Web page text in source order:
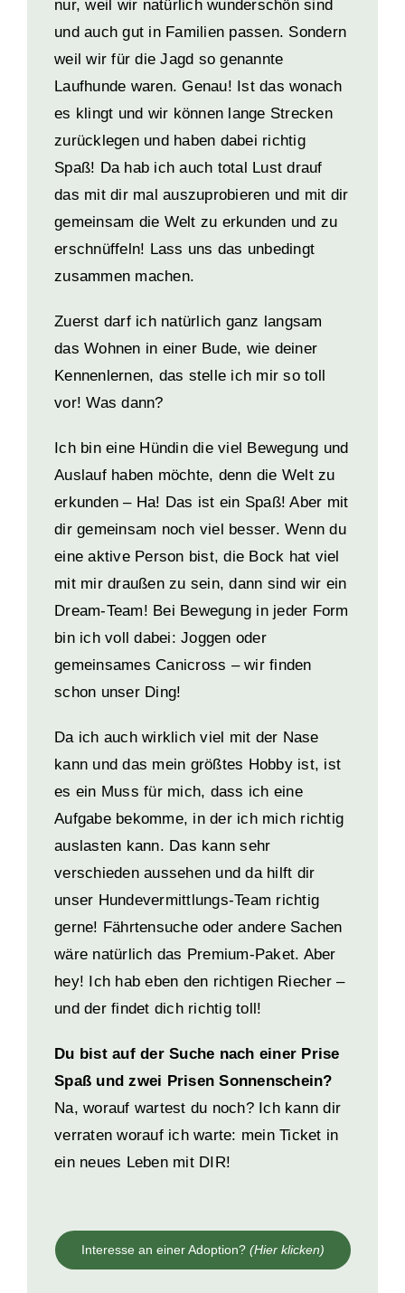
nur, weil wir natürlich wunderschön sind
und auch gut in Familien passen. Sondern
weil wir für die Jagd so genannte
Laufhunde waren. Genau! Ist das wonach
es klingt und wir können lange Strecken
zurücklegen und haben dabei richtig
Spaß! Da hab ich auch total Lust drauf
das mit dir mal auszuprobieren und mit dir
gemeinsam die Welt zu erkunden und zu
erschnüffeln! Lass uns das unbedingt
zusammen machen.
Zuerst darf ich natürlich ganz langsam
das Wohnen in einer Bude, wie deiner
Kennenlernen, das stelle ich mir so toll
vor! Was dann?
Ich bin eine Hündin die viel Bewegung und
Auslauf haben möchte, denn die Welt zu
erkunden – Ha! Das ist ein Spaß! Aber mit
dir gemeinsam noch viel besser. Wenn du
eine aktive Person bist, die Bock hat viel
mit mir draußen zu sein, dann sind wir ein
Dream-Team! Bei Bewegung in jeder Form
bin ich voll dabei: Joggen oder
gemeinsames Canicross – wir finden
schon unser Ding!
Da ich auch wirklich viel mit der Nase
kann und das mein größtes Hobby ist, ist
es ein Muss für mich, dass ich eine
Aufgabe bekomme, in der ich mich richtig
auslasten kann. Das kann sehr
verschieden aussehen und da hilft dir
unser Hundevermittlungs-Team richtig
gerne! Fährtensuche oder andere Sachen
wäre natürlich das Premium-Paket. Aber
hey! Ich hab eben den richtigen Riecher –
und der findet dich richtig toll!
Du bist auf der Suche nach einer Prise
Spaß und zwei Prisen Sonnenschein?
Na, worauf wartest du noch? Ich kann dir
verraten worauf ich warte: mein Ticket in
ein neues Leben mit DIR!
Interesse an einer Adoption? (Hier klicken)